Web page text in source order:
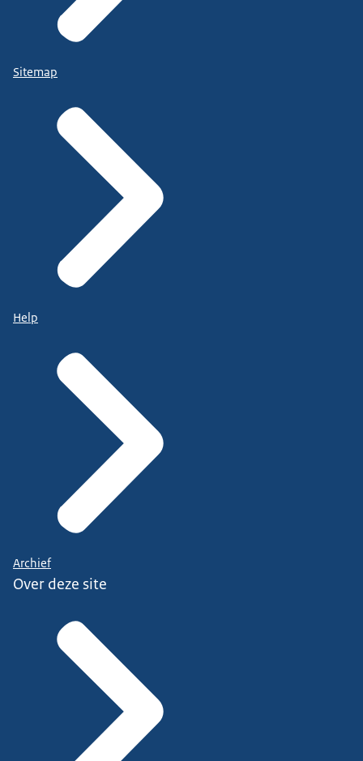
Sitemap
Help
Archief
Over deze site